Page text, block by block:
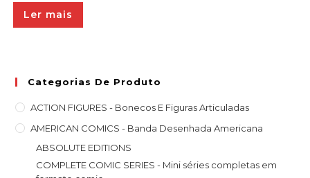
Ler mais
Categorias De Produto
ACTION FIGURES - Bonecos E Figuras Articuladas
AMERICAN COMICS - Banda Desenhada Americana
ABSOLUTE EDITIONS
COMPLETE COMIC SERIES - Mini séries completas em